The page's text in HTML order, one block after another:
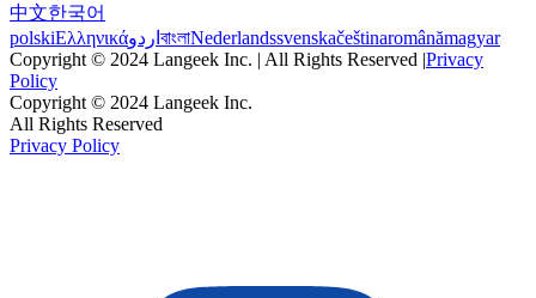
中文한국어
polskiΕλληνικάاردو বাংলাNederlandssvenskačeštinaromânămagyar
Copyright © 2024 Langeek Inc. | All Rights Reserved |Privacy
Policy
Copyright © 2024 Langeek Inc.
All Rights Reserved
Privacy Policy